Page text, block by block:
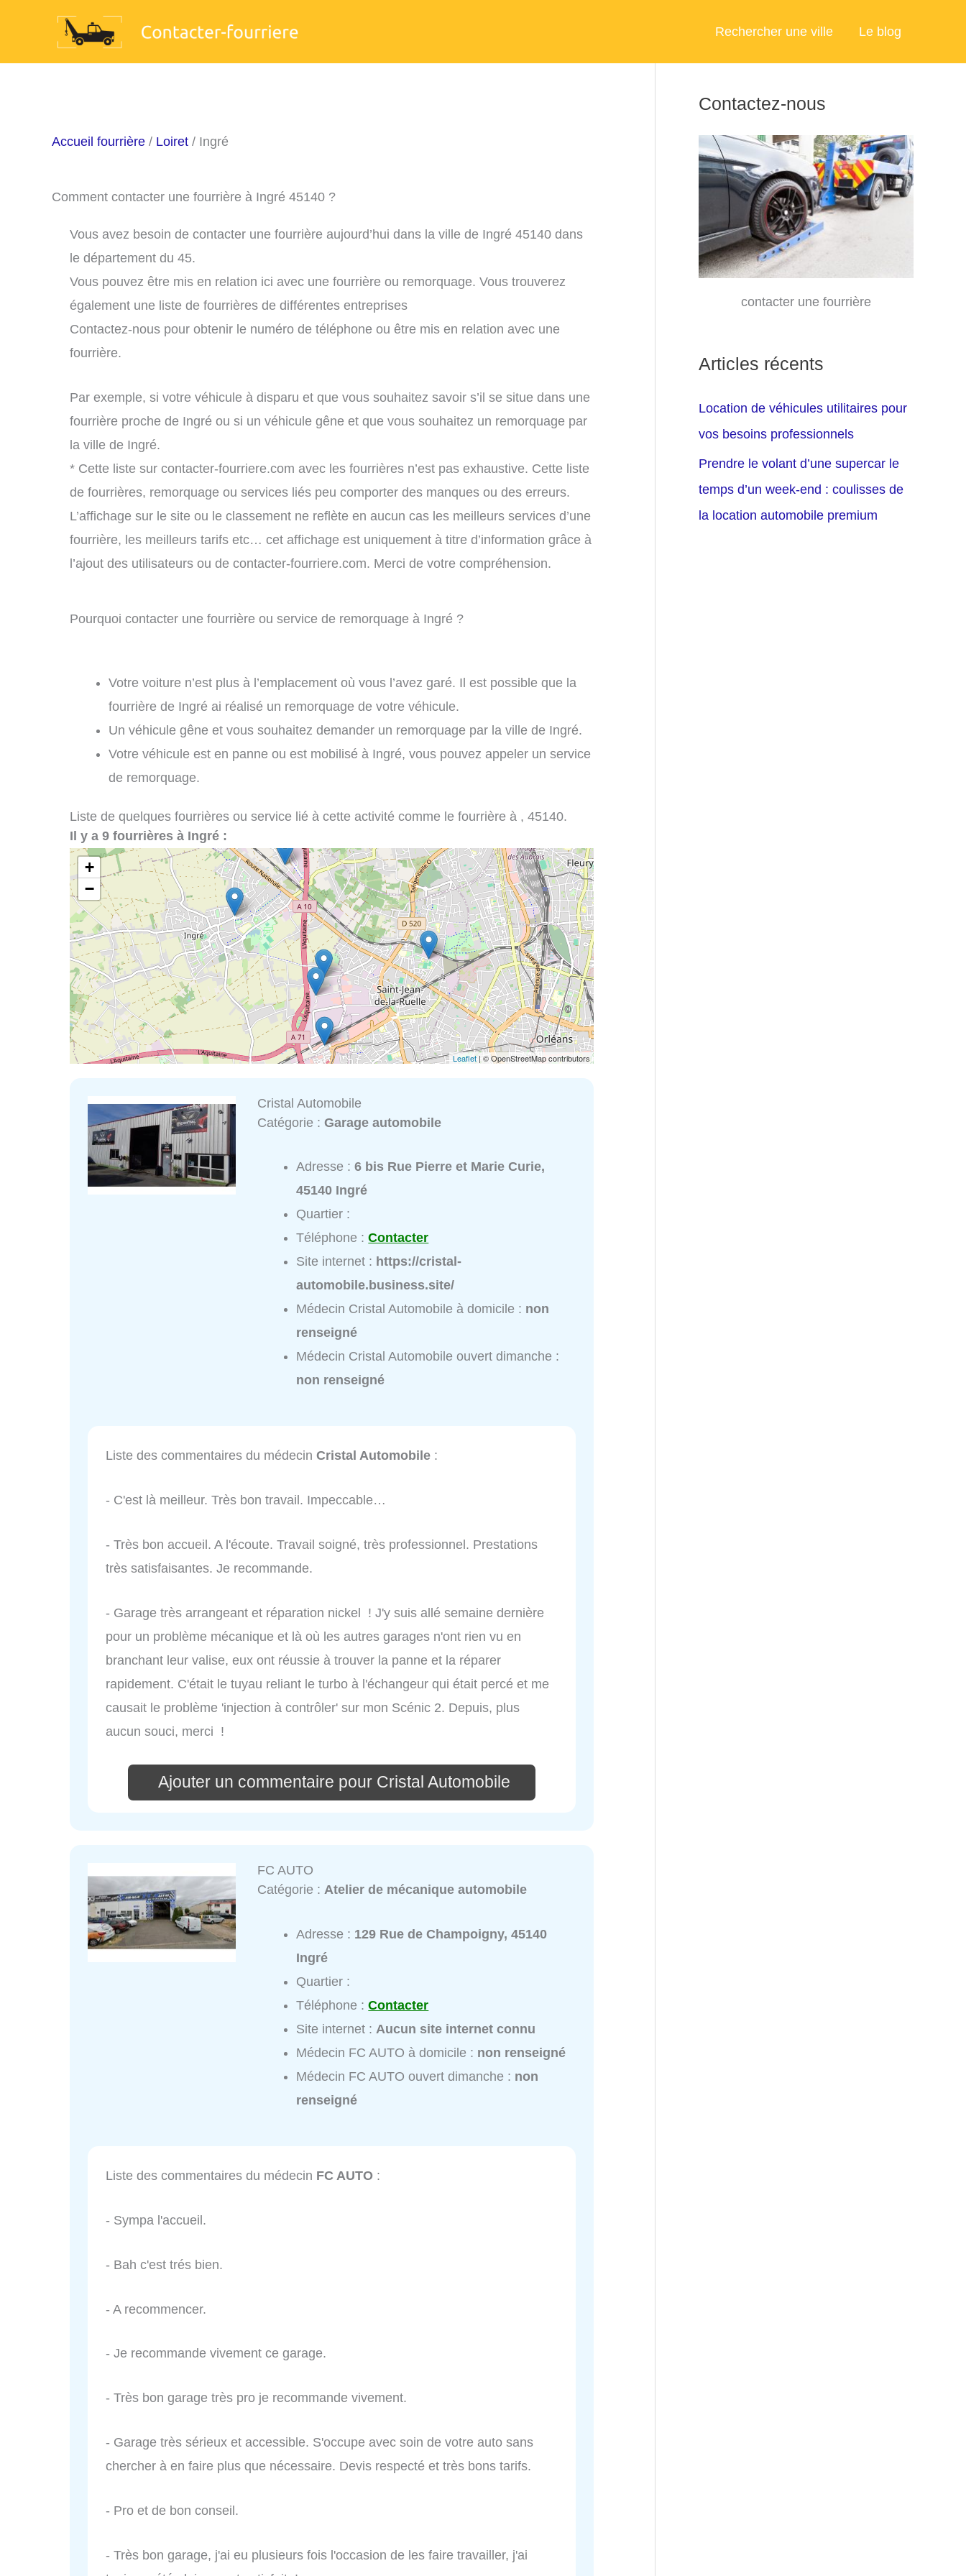
Rechercher une ville Le blog
Accueil fourrière / Loiret / Ingré
Comment contacter une fourrière à Ingré 45140 ?
Vous avez besoin de contacter une fourrière aujourd’hui dans la ville de Ingré 45140 dans
le département du 45.
Vous pouvez être mis en relation ici avec une fourrière ou remorquage. Vous trouverez
également une liste de fourrières de différentes entreprises
Contactez-nous pour obtenir le numéro de téléphone ou être mis en relation avec une
fourrière.
Par exemple, si votre véhicule à disparu et que vous souhaitez savoir s’il se situe dans une
fourrière proche de Ingré ou si un véhicule gêne et que vous souhaitez un remorquage par
la ville de Ingré.
* Cette liste sur contacter-fourriere.com avec les fourrières n’est pas exhaustive. Cette liste
de fourrières, remorquage ou services liés peu comporter des manques ou des erreurs.
L’affichage sur le site ou le classement ne reflète en aucun cas les meilleurs services d’une
fourrière, les meilleurs tarifs etc… cet affichage est uniquement à titre d’information grâce à
l’ajout des utilisateurs ou de contacter-fourriere.com. Merci de votre compréhension.
Pourquoi contacter une fourrière ou service de remorquage à Ingré ?
Votre voiture n’est plus à l’emplacement où vous l’avez garé. Il est possible que la
fourrière de Ingré ai réalisé un remorquage de votre véhicule.
Un véhicule gêne et vous souhaitez demander un remorquage par la ville de Ingré.
Votre véhicule est en panne ou est mobilisé à Ingré, vous pouvez appeler un service
de remorquage.
Liste de quelques fourrières ou service lié à cette activité comme le fourrière à , 45140.
Il y a 9 fourrières à Ingré :
+
−
Leaflet| © OpenStreetMap contributors
Cristal Automobile
Catégorie :Garage automobile
Adresse :6 bis Rue Pierre et Marie Curie,
45140 Ingré
Quartier :
Téléphone :Contacter
Site internet : https://cristal-
automobile.business.site/
Médecin Cristal Automobile à domicile : non
renseigné
Médecin Cristal Automobile ouvert dimanche :
non renseigné
Liste des commentaires du médecin Cristal Automobile :
- C'est là meilleur. Très bon travail. Impeccable…
- Très bon accueil. A l'écoute. Travail soigné, très professionnel. Prestations
très satisfaisantes. Je recommande.
- Garage très arrangeant et réparation nickel ! J'y suis allé semaine dernière
pour un problème mécanique et là où les autres garages n'ont rien vu en
branchant leur valise, eux ont réussie à trouver la panne et la réparer
rapidement. C'était le tuyau reliant le turbo à l'échangeur qui était percé et me
causait le problème 'injection à contrôler' sur mon Scénic 2. Depuis, plus
aucun souci, merci !
Ajouter un commentaire pour Cristal Automobile
FC AUTO
Catégorie :Atelier de mécanique automobile
Adresse : 129 Rue de Champoigny, 45140
Ingré
Quartier :
Téléphone :Contacter
Site internet :Aucun site internet connu
Médecin FC AUTO à domicile : non renseigné
Médecin FC AUTO ouvert dimanche : non
renseigné
Liste des commentaires du médecin FC AUTO :
- Sympa l'accueil.
- Bah c'est trés bien.
- A recommencer.
- Je recommande vivement ce garage.
- Très bon garage très pro je recommande vivement.
- Garage très sérieux et accessible. S'occupe avec soin de votre auto sans
chercher à en faire plus que nécessaire. Devis respecté et très bons tarifs.
- Pro et de bon conseil.
- Très bon garage, j'ai eu plusieurs fois l'occasion de les faire travailler, j'ai
Contactez-nous
contacter une fourrière
Articles récents
Location de véhicules utilitaires pour
vos besoins professionnels
Prendre le volant d’une supercar le
temps d’un week-end : coulisses de
la location automobile premium